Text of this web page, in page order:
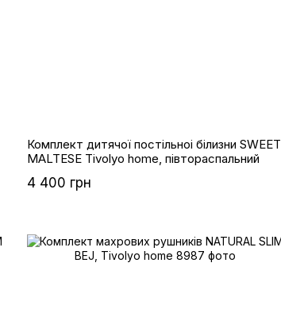
Комплект дитячої постільноі білизни SWEET
MALTESE Tivolyo home, півтораспальний
4 400 грн